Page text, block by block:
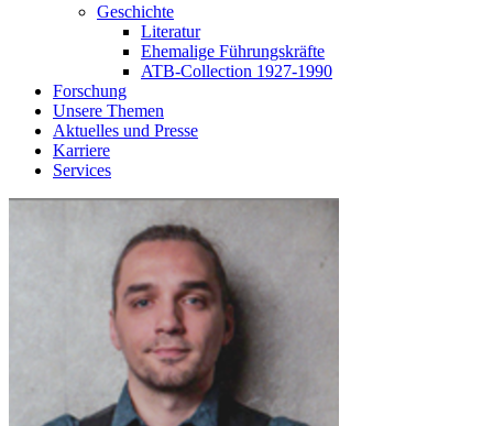
Geschichte
Literatur
Ehemalige Führungskräfte
ATB-Collection 1927-1990
Forschung
Unsere Themen
Aktuelles und Presse
Karriere
Services